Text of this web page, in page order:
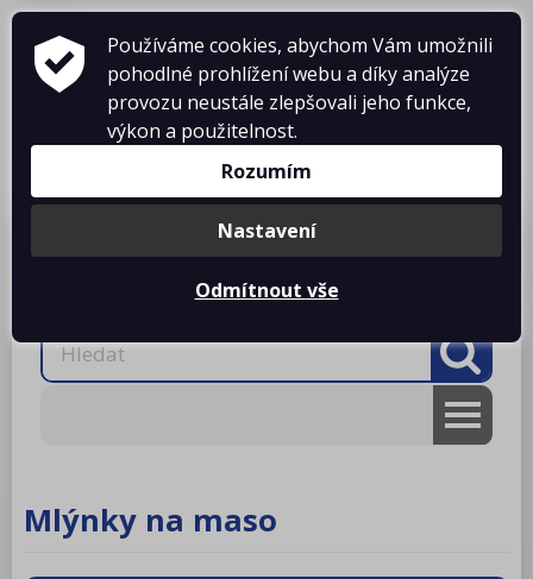
Košík je prázdný
O firmě
Projekty kuchyní
Ke stažení
RM gastro
Mlýnky na maso
Používáme cookies, abychom Vám umožnili
pohodlné prohlížení webu a díky analýze
provozu neustále zlepšovali jeho funkce,
výkon a použitelnost.
Rozumím
Nastavení
Odmítnout vše